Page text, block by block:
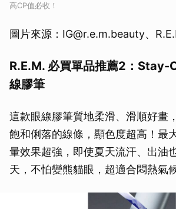
高CP值必收！
圖片來源：IG@r.e.m.beauty、
R.E.M. 必買單品推薦2：Stay-
線膠筆
這款眼線膠筆質地柔滑、滑順好畫
飽和俐落的線條，顯色度超高！最
暈效果超強，即使夏天流汗、出油
天，不怕變熊貓眼，超適合悶熱氣